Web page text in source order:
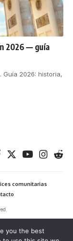
2026 — guía
Guía 2026: historia,
comunitarias
Amazon EU y en el
publicitarios de
you the best